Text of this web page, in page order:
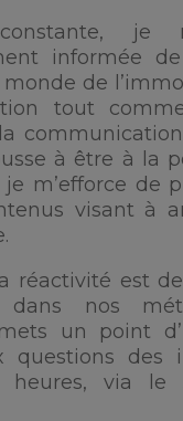
je
informée de
de
tout
à être à la
m’efforce de
visant à
réactivité est
nos
un point
questions des
heures, via le